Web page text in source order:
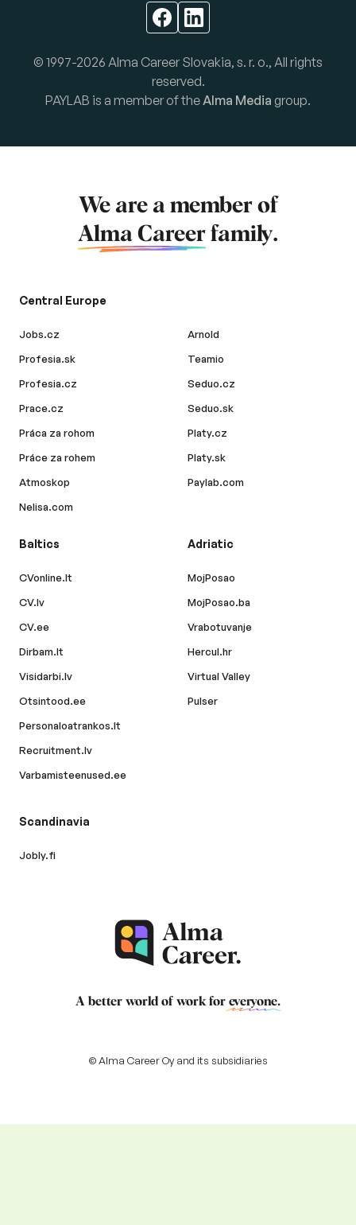
© 1997-2026 Alma Career Slovakia, s. r. o., All rights
reserved.
PAYLAB is a member of theAlma Media group.
We are a member of
Alma Career family.
Central Europe
Jobs.cz
Profesia.sk
Profesia.cz
Prace.cz
Práca za rohom
Práce za rohem
Atmoskop
Nelisa.com
Arnold
Teamio
Seduo.cz
Seduo.sk
Platy.cz
Platy.sk
Paylab.com
Baltics
CVonline.lt
CV.lv
CV.ee
Dirbam.lt
Visidarbi.lv
Otsintood.ee
Personaloatrankos.lt
Recruitment.lv
Varbamisteenused.ee
Adriatic
MojPosao
MojPosao.ba
Vrabotuvanje
Hercul.hr
Virtual Valley
Pulser
Scandinavia
Jobly.fi
A better world of work for everyone.
© Alma Career Oy and its subsidiaries